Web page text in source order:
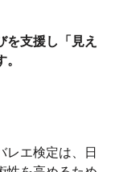
を支援し「見え
レエ検定は、日